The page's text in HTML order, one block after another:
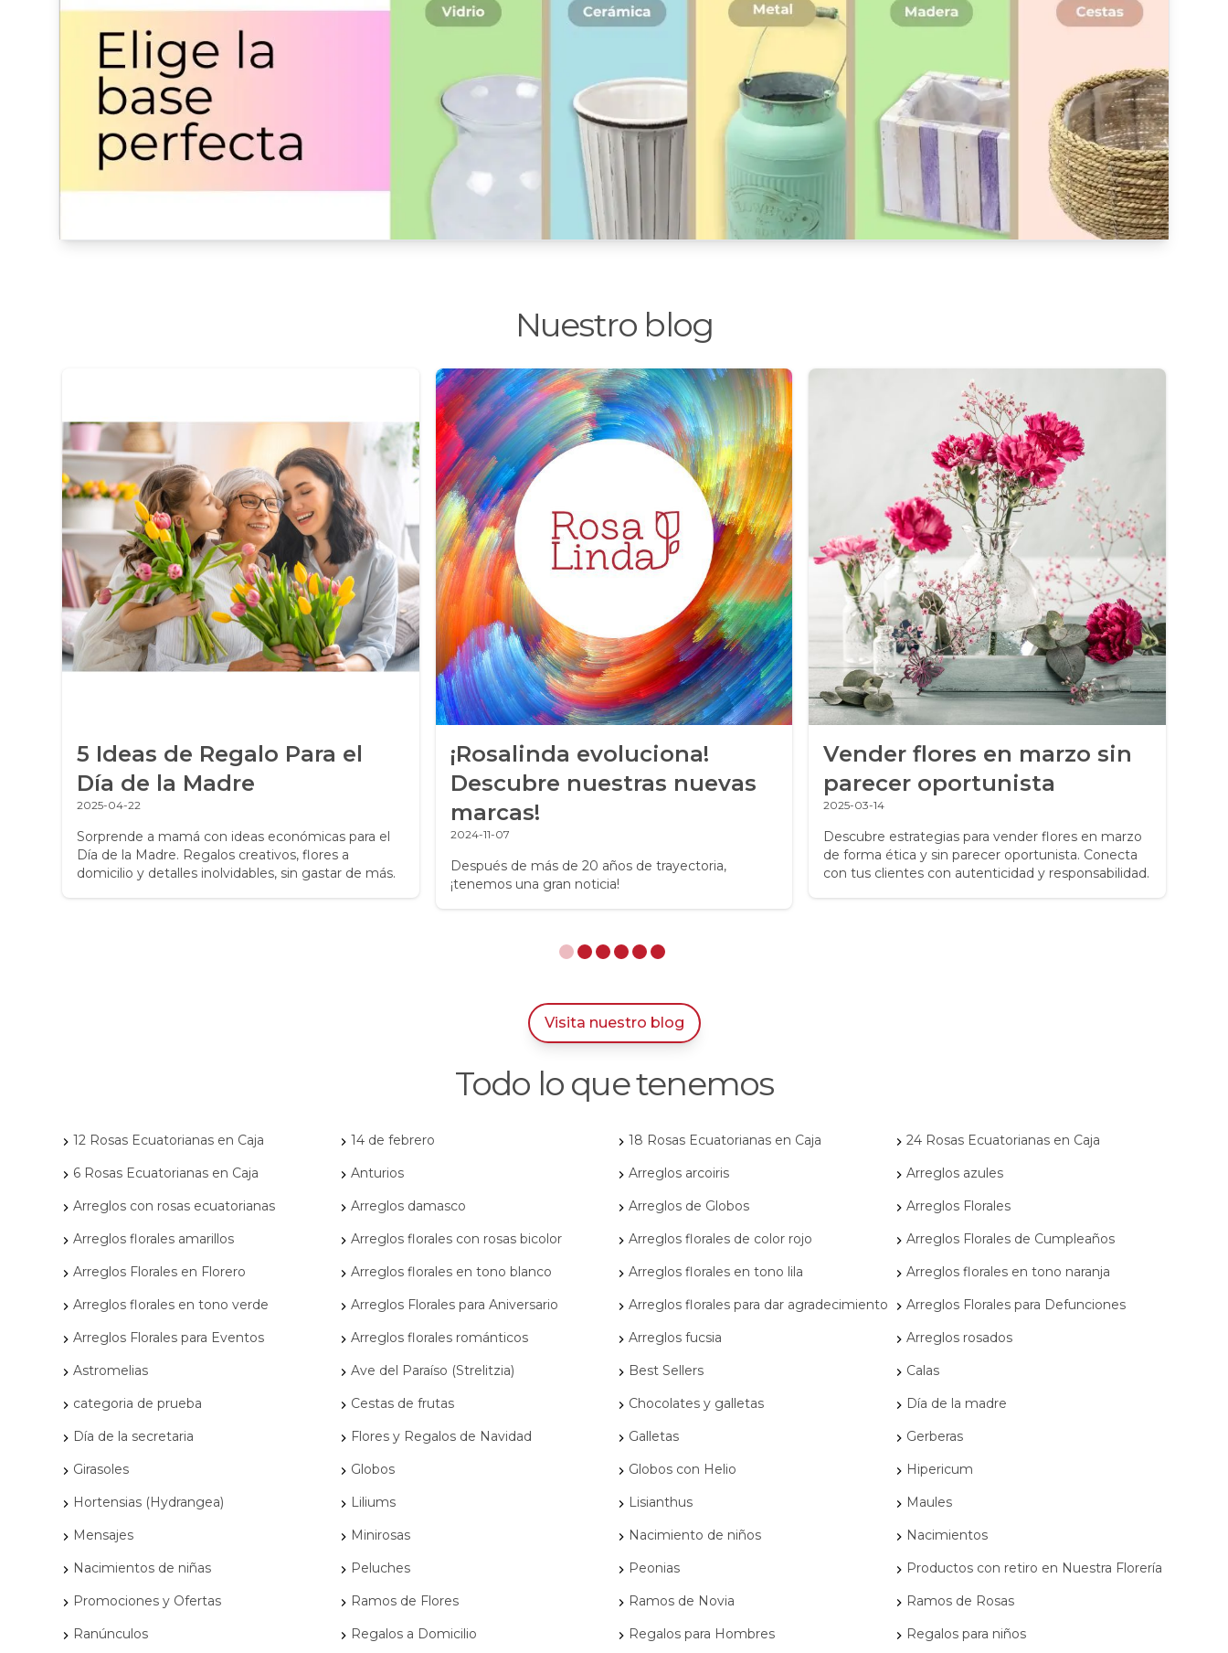
Nuestro blog
5 Ideas de Regalo Para el
Día de la Madre
2025-04-22
Sorprende a mamá con ideas económicas para el
Día de la Madre. Regalos creativos, flores a
domicilio y detalles inolvidables, sin gastar de más.
¡Rosalinda evoluciona!
Descubre nuestras nuevas
marcas!
2024-11-07
Después de más de 20 años de trayectoria,
¡tenemos una gran noticia!
Vender flores en marzo sin
parecer oportunista
2025-03-14
Descubre estrategias para vender flores en marzo
de forma ética y sin parecer oportunista. Conecta
con tus clientes con autenticidad y responsabilidad.
Visita nuestro blog
Todo lo que tenemos
12 Rosas Ecuatorianas en Caja 14 de febrero 18 Rosas Ecuatorianas en Caja
24 Rosas Ecuatorianas en Caja
6 Rosas Ecuatorianas en Caja
Anturios Arreglos arcoiris
Arreglos azules
Arreglos con rosas ecuatorianas
Arreglos damasco Arreglos de Globos
Arreglos Florales
Arreglos florales amarillos
Arreglos florales con rosas bicolor Arreglos florales de color rojo
Arreglos Florales de Cumpleaños
Arreglos Florales en Florero
Arreglos florales en tono blanco Arreglos florales en tono lila
Arreglos florales en tono naranja
Arreglos florales en tono verde
Arreglos Florales para Aniversario Arreglos florales para dar agradecimiento
Arreglos Florales para Defunciones
Arreglos Florales para Eventos
Arreglos florales románticos Arreglos fucsia
Arreglos rosados
Astromelias
Ave del Paraíso (Strelitzia) Best Sellers
Calas
categoria de prueba
Cestas de frutas Chocolates y galletas
Día de la madre
Día de la secretaria
Flores y Regalos de Navidad Galletas
Gerberas
Girasoles
Globos Globos con Helio
Hipericum
Hortensias (Hydrangea)
Liliums Lisianthus
Maules
Mensajes
Minirosas Nacimiento de niños
Nacimientos
Nacimientos de niñas
Peluches Peonias
Productos con retiro en Nuestra Florería
Promociones y Ofertas
Ramos de Flores Ramos de Novia
Ramos de Rosas
Ranúnculos
Regalos a Domicilio Regalos para Hombres Regalos para niños